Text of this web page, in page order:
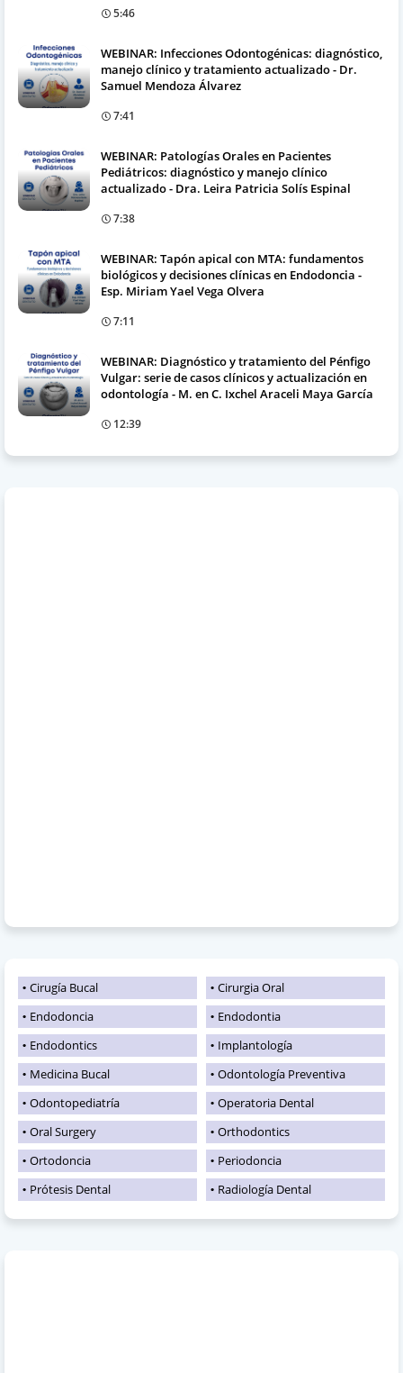
5:46
WEBINAR: Infecciones Odontogénicas: diagnóstico,
manejo clínico y tratamiento actualizado - Dr.
Samuel Mendoza Álvarez
7:41
WEBINAR: Patologías Orales en Pacientes
Pediátricos: diagnóstico y manejo clínico
actualizado - Dra. Leira Patricia Solís Espinal
7:38
WEBINAR: Tapón apical con MTA: fundamentos
biológicos y decisiones clínicas en Endodoncia -
Esp. Miriam Yael Vega Olvera
7:11
WEBINAR: Diagnóstico y tratamiento del Pénfigo
Vulgar: serie de casos clínicos y actualización en
odontología - M. en C. Ixchel Araceli Maya García
12:39
Cirugía Bucal
Cirurgia Oral
Endodoncia
Endodontia
Endodontics
Implantología
Medicina Bucal
Odontología Preventiva
Odontopediatría
Operatoria Dental
Oral Surgery
Orthodontics
Ortodoncia
Periodoncia
Prótesis Dental
Radiología Dental